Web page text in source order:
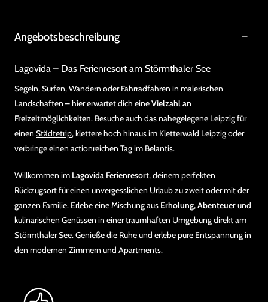
Angebotsbeschreibung
Lagovida – Das Ferienresort am Störmthaler See
Segeln, Surfen, Wandern oder Fahrradfahren in malerischen
Landschaften – hier erwartet dich eineVielzahl an
Freizeitmöglichkeiten. Besuche auch das nahegelegene Leipzig für
einen Städtetrip, klettere hoch hinaus im Kletterwald Leipzig oder
verbringe einen actionreichen Tag im Belantis.
Willkommen im Lagovida Ferienresort, deinem perfekten
Rückzugsort für einen unvergesslichen Urlaub zu zweit oder mit der
ganzen Familie. Erlebe eine Mischung aus Erholung, Abenteuerund
kulinarischen Genüssen in einer traumhaften Umgebung direkt am
Störmthaler See. Genieße die Ruhe und erlebe pure Entspannung in
den modernen Zimmern und Apartments.